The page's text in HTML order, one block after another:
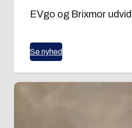
EVgo og Brixmor
Se nyhed